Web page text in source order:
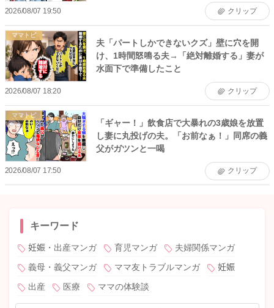
2026/08/07 19:50 クリップ
ママトピ
夫「パートしかできないクズ」壁に穴を開
け、1時間怒鳴る夫→「絶対離婚する」妻が
水面下で準備したこと
2026/08/07 18:20 クリップ
ママトピ
「ギャー！」飲食店で大暴れの3歳娘を放置
し妻に丸投げの夫。「お前なぁ！」同席の義
父がガツンと一喝
2026/08/07 17:50 クリップ
キーワード
妊娠・出産マンガ 育児マンガ
夫婦関係マンガ
義母・義父マンガ
ママ友トラブルマンガ
妊娠
出産
医療 ママの体験談